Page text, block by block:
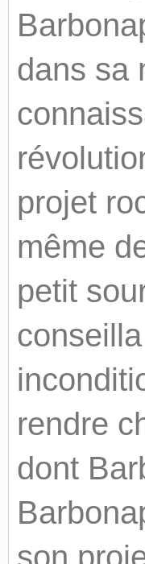
dans sa
projet
même
petit
rendre
dont
son